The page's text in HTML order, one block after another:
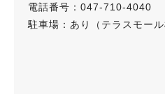
電話番号：047-710-4040
駐車場：あり（テラスモール